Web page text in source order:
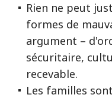
Rien ne peut
formes de
argument –
sécuritaire,
recevable.
Les familles